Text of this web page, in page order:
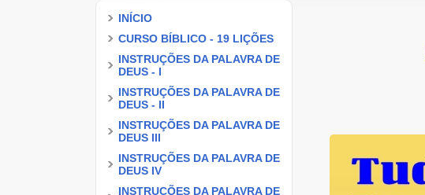
INÍCIO
CURSO BÍBLICO - 19 LIÇÕES
INSTRUÇÕES DA PALAVRA DE
DEUS - I
INSTRUÇÕES DA PALAVRA DE
DEUS - II
INSTRUÇÕES DA PALAVRA DE
DEUS III
INSTRUÇÕES DA PALAVRA DE
DEUS IV
INSTRUÇÕES DA PALAVRA DE